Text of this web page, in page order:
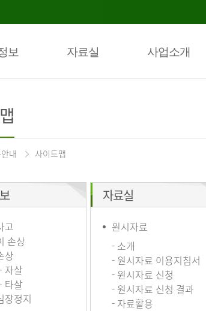
보 자료실 사업소개
내 사이트맵
고
손상
상
자살
타살
장정지
자료실
원시자료
- 소개
- 원시자료 이용지침서
- 원시자료 신청
- 원시자료 신청 결과
- 자료활용